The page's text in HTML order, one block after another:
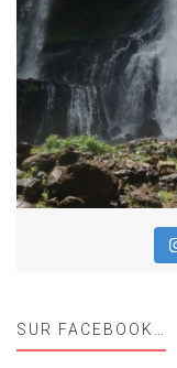
SUR FACEBOOK…